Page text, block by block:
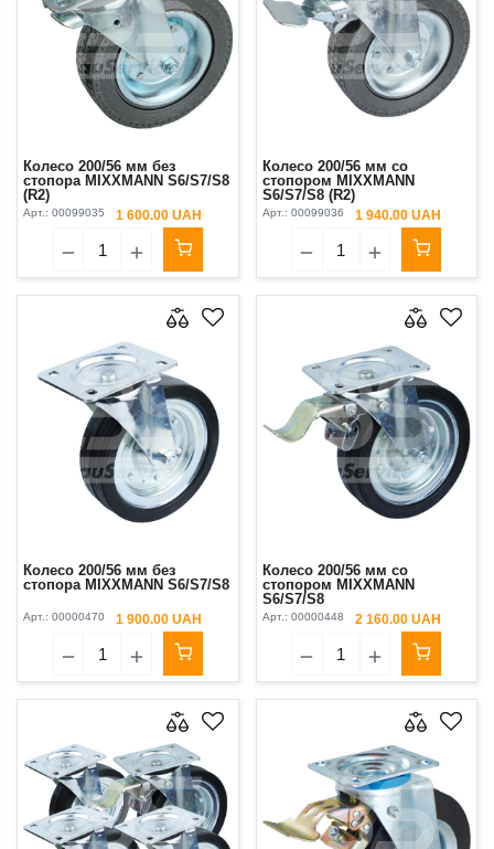
Колесо 200/56 мм без
стопора MIXXMANN S6/S7/S8
(R2)
Арт.: 00099035 1 600.00 UAH
Колесо 200/56 мм со
стопором MIXXMANN
S6/S7/S8 (R2)
Арт.: 00099036 1 940.00 UAH
Колесо 200/56 мм без
стопора MIXXMANN S6/S7/S8
Арт.: 00000470 1 900.00 UAH
Колесо 200/56 мм со
стопором MIXXMANN
S6/S7/S8
Арт.: 00000448 2 160.00 UAH